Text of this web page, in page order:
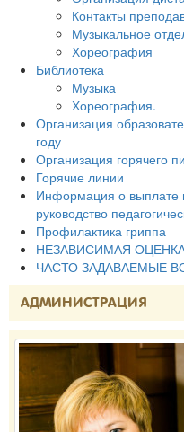
Контакты
Музыкальное
Хореография
Библиотека
Музыка
Хореография.
Организация
году
Организация горячего
Горячие линии
Информация о выплате
руководство
Профилактика гриппа
НЕЗАВИСИМАЯ
ЧАСТО ЗАДАВАЕМЫЕ
АДМИНИСТРАЦИЯ